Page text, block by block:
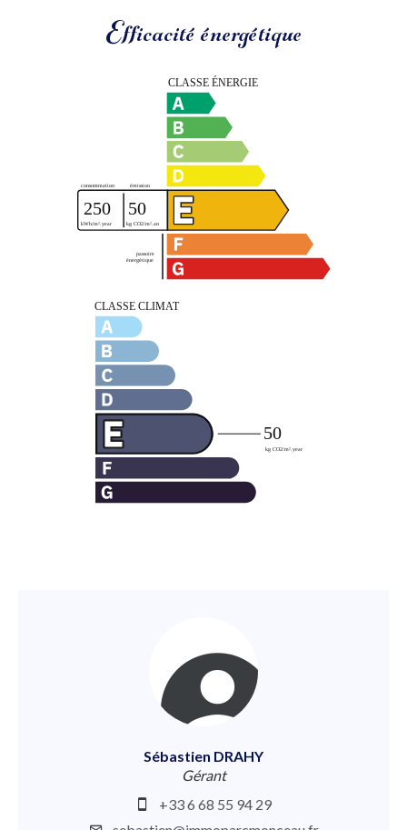
Efficacité énergétique
Sébastien DRAHY
Gérant
+33 6 68 55 94 29